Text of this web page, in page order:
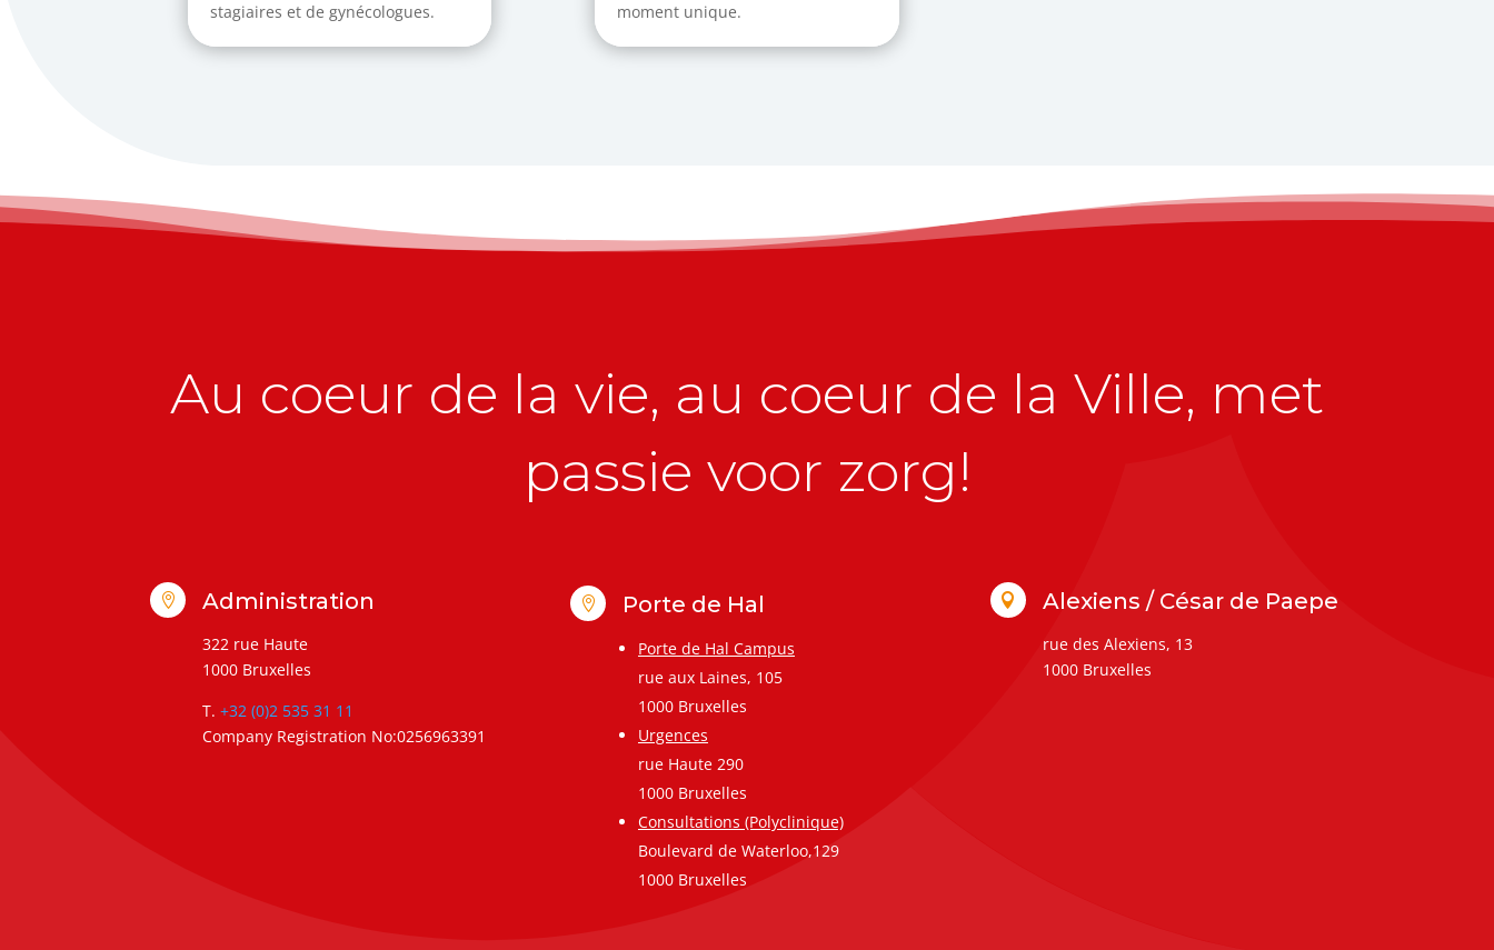
stagiaires et de gynécologues.
moment unique.
Au coeur de la vie, au coeur de la Ville, met
passie voor zorg!
 Administration
322 rue Haute
1000 Bruxelles
T. +32 (0)2 535 31 11
Company Registration No:0256963391
 Porte de Hal
Porte de Hal Campus
rue aux Laines, 105
1000 Bruxelles
Urgences
rue Haute 290
1000 Bruxelles
Consultations (Polyclinique)
Boulevard de Waterloo,129
1000 Bruxelles
 Alexiens / César de Paepe
rue des Alexiens, 13
1000 Bruxelles